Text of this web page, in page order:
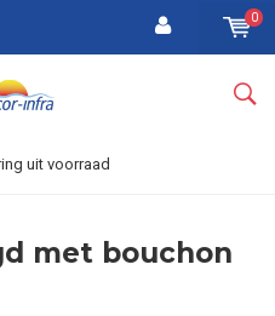
0
uit voorraad
met bouchon